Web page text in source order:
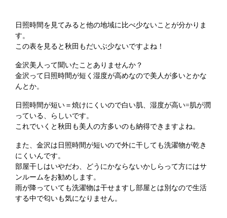
日照時間を見てみると他の地域に比べ少ないことが分かりま
す。
この表を見ると秋田もだいぶ少ないですよね！
金沢美人って聞いたことありませんか？
金沢って日照時間が短く湿度が高めなので美人が多いとかな
んとか。
日照時間が短い＝焼けにくいので白い肌、湿度が高い=肌が潤
っている、らしいです。
これでいくと秋田も美人の方多いのも納得できますよね。
また、金沢は日照時間が短いので外に干しても洗濯物が乾き
にくいんです。
部屋干しはいやだわ、どうにかならないかしらって方にはサ
ンルームをお勧めします。
雨が降っていても洗濯物は干せますし部屋とは別なので生活
する中で匂いも気になりません。